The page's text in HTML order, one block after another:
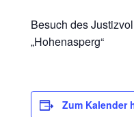
Besuch des
„Hohenasperg“
Zum Kalender